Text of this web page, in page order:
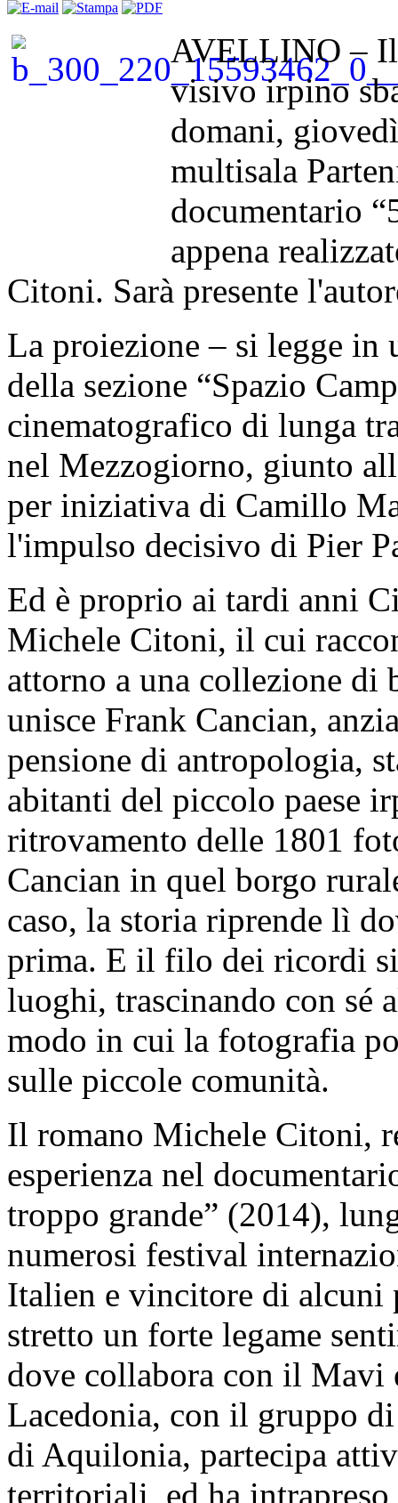
AVELLINO –
visivo irpino
domani,
multisala
documentario
appena
Citoni. Sarà presente
La proiezione – si legge in
della sezione “Spazio
cinematografico di lunga
nel Mezzogiorno, giunto
per iniziativa di Camillo
l'impulso decisivo di Pier
Ed è proprio ai tardi anni
Michele Citoni, il cui
attorno a una collezione di
unisce Frank Cancian,
pensione di antropologia,
abitanti del piccolo paese
ritrovamento delle 1801
Cancian in quel borgo
caso, la storia riprende lì
prima. E il filo dei ricordi
luoghi, trascinando con sé
modo in cui la fotografia
sulle piccole comunità.
Il romano Michele Citoni,
esperienza nel
troppo grande” (2014),
numerosi festival
Italien e vincitore di
stretto un forte legame
dove collabora con il Mavi
Lacedonia, con il gruppo
di Aquilonia, partecipa
territoriali, ed ha